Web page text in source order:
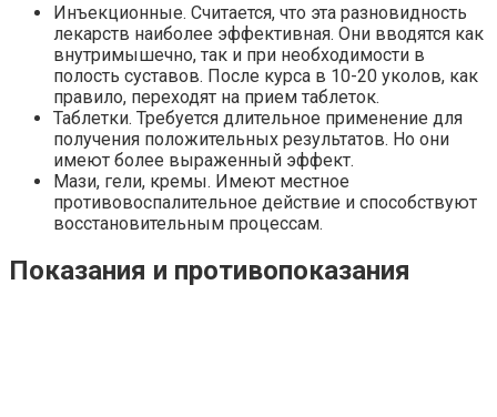
Инъекционные. Считается, что эта разновидность
лекарств наиболее эффективная. Они вводятся как
внутримышечно, так и при необходимости в
полость суставов. После курса в 10-20 уколов, как
правило, переходят на прием таблеток.
Таблетки. Требуется длительное применение для
получения положительных результатов. Но они
имеют более выраженный эффект.
Мази, гели, кремы. Имеют местное
противовоспалительное действие и способствуют
восстановительным процессам.
Показания и противопоказания